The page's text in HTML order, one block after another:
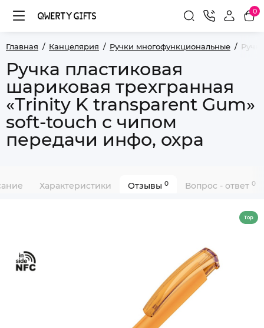
0
Главная Канцелярия Ручки многофункциональные
Ручка пластиковая
шариковая трехгранная
«Trinity K transparent Gum»
soft-touch с чипом
передачи инфо, охра
Характеристики Отзывы 0 Вопрос - ответ 0
Top